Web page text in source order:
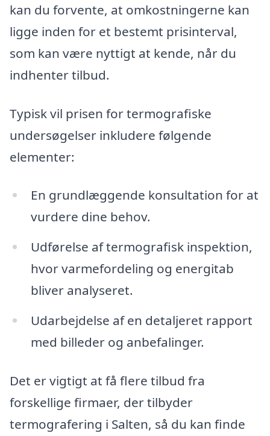
kan du forvente, at omkostningerne kan
ligge inden for et bestemt prisinterval,
som kan være nyttigt at kende, når du
indhenter tilbud.
Typisk vil prisen for termografiske
undersøgelser inkludere følgende
elementer:
En grundlæggende konsultation for at
vurdere dine behov.
Udførelse af termografisk inspektion,
hvor varmefordeling og energitab
bliver analyseret.
Udarbejdelse af en detaljeret rapport
med billeder og anbefalinger.
Det er vigtigt at få flere tilbud fra
forskellige firmaer, der tilbyder
termografering i Salten, så du kan finde